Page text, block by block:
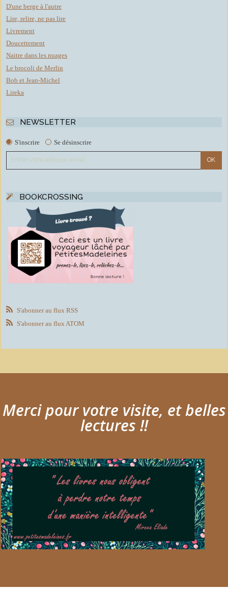
D'une berge à l'autre
Lire, relire, ne pas lire
Livrement
Doucettement
Naitre dans les nuages
Le brocoli de Merlin
Bob et Jean-Michel
Lireka
NEWSLETTER
S'inscrire Se désinscrire
BOOKCROSSING
S'abonner au flux RSS
S'abonner au flux ATOM
Merci pour votre visite, et belles
lectures !!